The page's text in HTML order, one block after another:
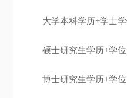
大学本科学历+学士学
硕士研究生学历+学位
博士研究生学历+学位